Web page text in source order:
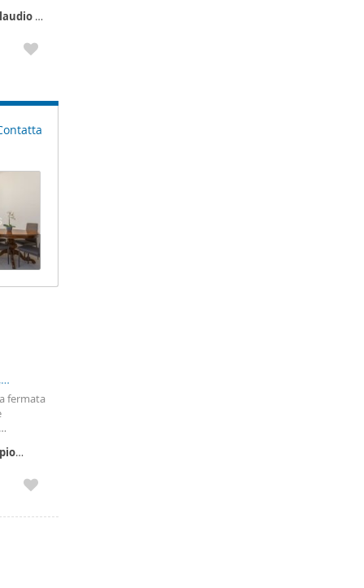
-
fermata